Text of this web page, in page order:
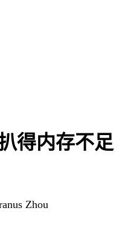
得内存不足
Zhou